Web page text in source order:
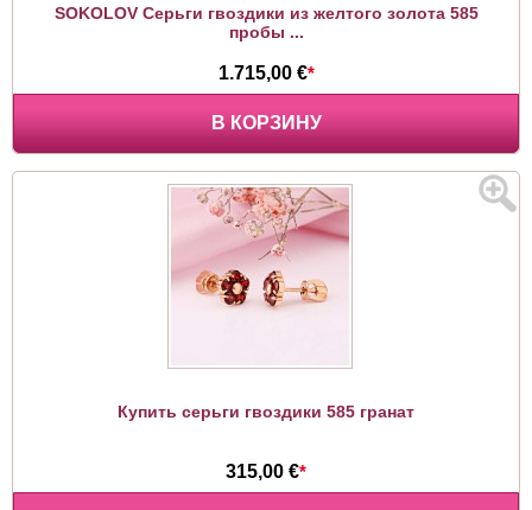
SOKOLOV Серьги гвоздики из желтого золота 585
пробы ...
1.715,00 €*
В КОРЗИНУ
Купить серьги гвоздики 585 гранат
315,00 €*